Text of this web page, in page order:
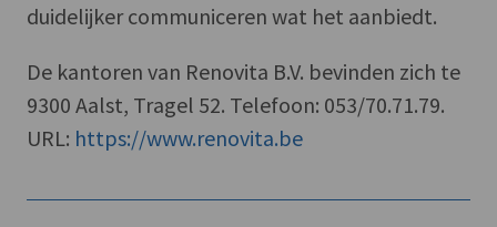
duidelijker communiceren wat het aanbiedt.
De kantoren van Renovita B.V. bevinden zich te
9300 Aalst, Tragel 52. Telefoon: 053/70.71.79.
URL: https://www.renovita.be